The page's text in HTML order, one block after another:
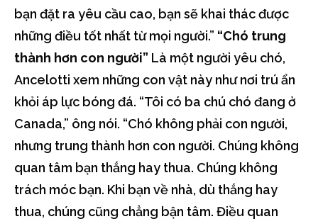
bạn đặt ra yêu cầu cao, bạn sẽ khai thác được
những điều tốt nhất từ mọi người.” “Chó trung
thành hơn con người” Là một người yêu chó,
Ancelotti xem những con vật này như nơi trú ẩn
khỏi áp lực bóng đá. “Tôi có ba chú chó đang ở
Canada,” ông nói. “Chó không phải con người,
nhưng trung thành hơn con người. Chúng không
quan tâm bạn thắng hay thua. Chúng không
trách móc bạn. Khi bạn về nhà, dù thắng hay
thua, chúng cũng chẳng bận tâm. Điều quan